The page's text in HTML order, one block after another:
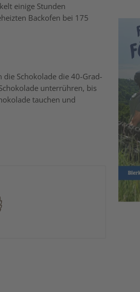
einige Stunden
Backofen bei 175
Schokolade die 40-Grad-
unterrühren, bis
tauchen und